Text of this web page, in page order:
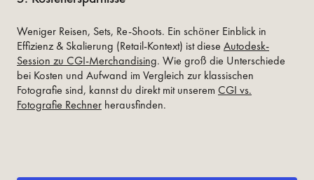
Weniger Reisen, Sets, Re-Shoots. Ein schöner Einblick in
Effizienz & Skalierung (Retail-Kontext) ist diese Autodesk-
Session zu CGI-Merchandising. Wie groß die Unterschiede
bei Kosten und Aufwand im Vergleich zur klassischen
Fotografie sind, kannst du direkt mit unserem CGI vs.
Fotografie Rechner herausfinden.